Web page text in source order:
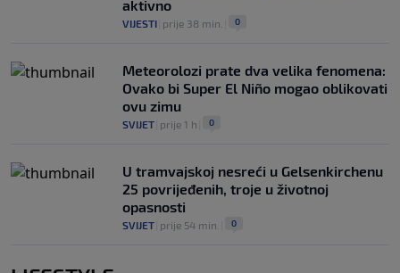
aktivno
VIJESTI prije 38 min. 0
Meteorolozi prate dva velika fenomena:
Ovako bi Super El Niño mogao oblikovati
ovu zimu
SVIJET prije 1 h 0
U tramvajskoj nesreći u Gelsenkirchenu
25 povrijeđenih, troje u životnoj
opasnosti
SVIJET prije 54 min. 0